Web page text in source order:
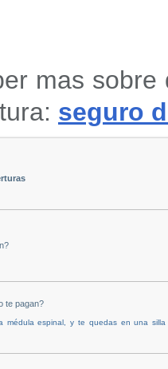
mas
seguro
te pagan?
médula espinal, y te quedas en una silla